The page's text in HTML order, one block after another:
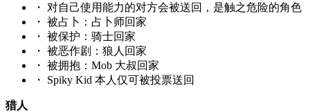
・
对自己使用能力的对方会被送回，是触之危险的角色
・ 被占卜：占卜师回家
・ 被保护：骑士回家
・ 被恶作剧：狼人回家
・ 被拥抱：Mob 大叔回家
・
Spiky Kid 本人仅可被投票送回
猎人